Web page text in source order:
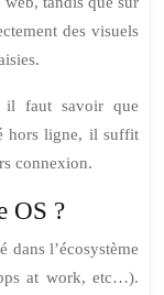
des visuels
il faut savoir que
hors ligne, il suffit
connexion.
OS ?
dans l’écosystème
at work, etc…).